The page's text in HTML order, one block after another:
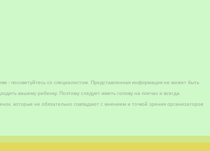
- посоветуйтесь со специалистом. Представленная информация не может быть
вашему ребенку. Поэтому следует иметь голову на плечах и всегда
которые не обязательно совпадают с мнением и точкой зрения организаторов